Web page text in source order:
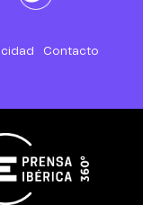
Contacto